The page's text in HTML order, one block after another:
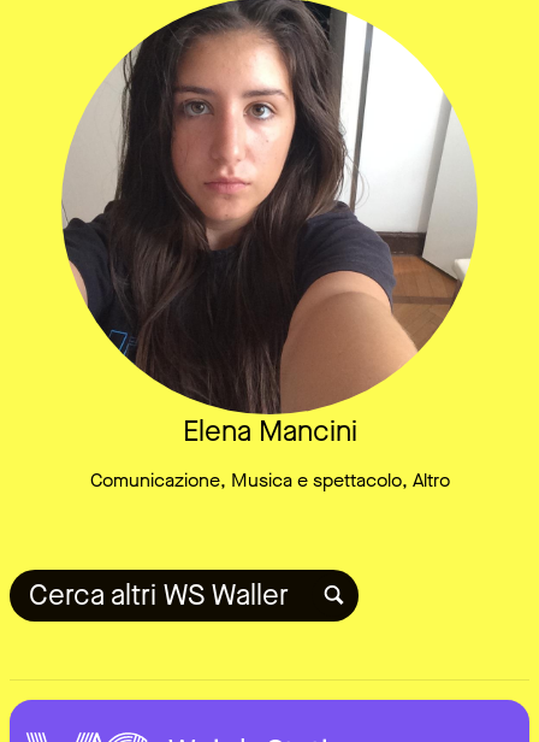
Elena Mancini
Comunicazione, Musica e spettacolo, Altro
Cerca altri WS Waller